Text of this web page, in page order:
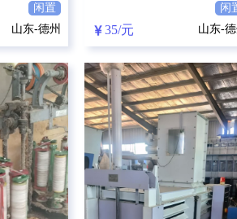
闲置
山东-德州
闲
35/元 山东-